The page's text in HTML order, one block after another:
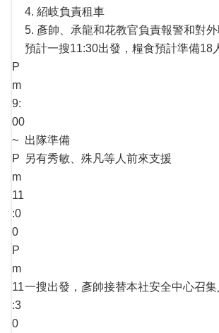
4. 紹岐負責租車
5. 彥帥、承龍和花教官負責報警和對
預計一搜11:30出發，糧食預計準備18
P
m
9:
00
~
P
m
11
:0
0
出隊準備
另有秀敏、殊凡等人前來支援
P
m
11
:3
0
一搜出發，彥帥接替本社安全中心召